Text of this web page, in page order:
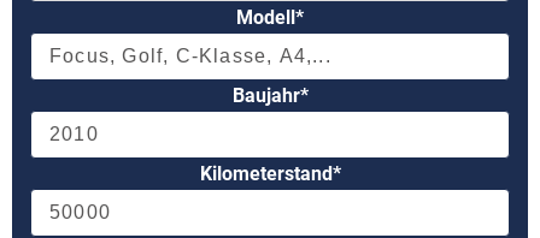
Modell*
Baujahr*
Kilometerstand*